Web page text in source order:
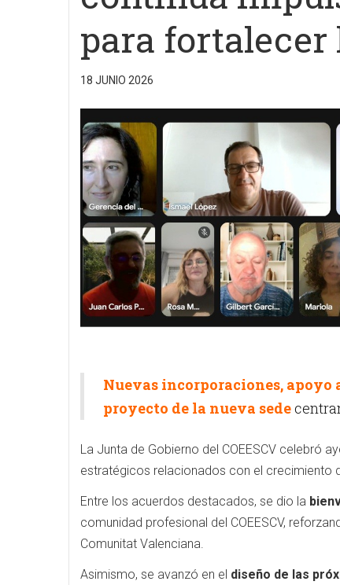
para fortalecer
18 JUNIO 2026
Nuevas incorporaciones,
proyecto de la nueva sede
La Junta de Gobierno del COEESCV celebró
estratégicos relacionados con el crecimiento
Entre los acuerdos destacados, se dio la
comunidad profesional del COEESCV,
Comunitat Valenciana.
Asimismo, se avanzó en el diseño de las